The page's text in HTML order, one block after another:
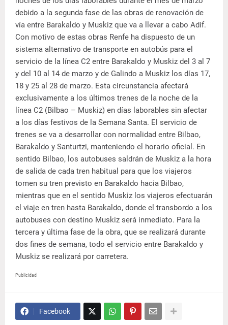
debido a la segunda fase de las obras de renovación de
vía entre Barakaldo y Muskiz que va a llevar a cabo Adif.
Con motivo de estas obras Renfe ha dispuesto de un
sistema alternativo de transporte en autobús para el
servicio de la línea C2 entre Barakaldo y Muskiz del 3 al 7
y del 10 al 14 de marzo y de Galindo a Muskiz los días 17,
18 y 25 al 28 de marzo. Esta circunstancia afectará
exclusivamente a los últimos trenes de la noche de la
línea C2 (Bilbao – Muskiz) en días laborables sin afectar
a los días festivos de la Semana Santa. El servicio de
trenes se va a desarrollar con normalidad entre Bilbao,
Barakaldo y Santurtzi, manteniendo el horario oficial. En
sentido Bilbao, los autobuses saldrán de Muskiz a la hora
de salida de cada tren habitual para que los viajeros
tomen su tren previsto en Barakaldo hacia Bilbao,
mientras que en el sentido Muskiz los viajeros efectuarán
el viaje en tren hasta Barakaldo, donde el transbordo a los
autobuses con destino Muskiz será inmediato. Para la
tercera y última fase de la obra, que se realizará durante
dos fines de semana, todo el servicio entre Barakaldo y
Muskiz se realizará por carretera.
Publicidad
Facebook